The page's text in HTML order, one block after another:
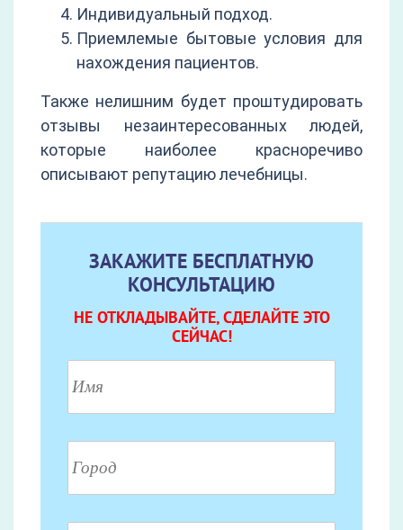
Индивидуальный подход.
Приемлемые бытовые условия для
нахождения пациентов.
Также нелишним будет проштудировать
отзывы незаинтересованных людей,
которые наиболее красноречиво
описывают репутацию лечебницы.
ЗАКАЖИТЕ БЕСПЛАТНУЮ
КОНСУЛЬТАЦИЮ
НЕ ОТКЛАДЫВАЙТЕ, СДЕЛАЙТЕ ЭТО
СЕЙЧАС!